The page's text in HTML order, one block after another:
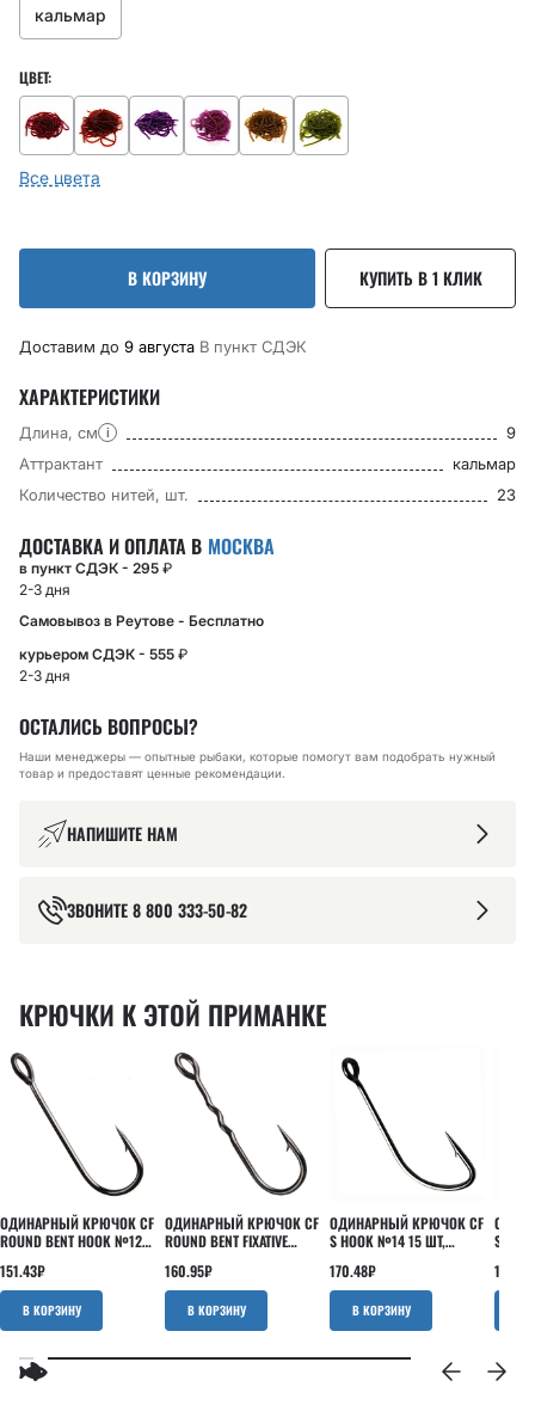
кальмар
ЦВЕТ:
Все цвета
В КОРЗИНУ КУПИТЬ В 1 КЛИК
Доставим до 9 августа В пункт CДЭК
ХАРАКТЕРИСТИКИ
Длина, см i
9
Аттрактант
кальмар
Количество нитей, шт.
23
ДОСТАВКА И ОПЛАТА В МОСКВА
в пункт СДЭК - 295 ₽
2-3 дня
Самовывоз в Реутове - Бесплатно
курьером СДЭК - 555 ₽
2-3 дня
ОСТАЛИСЬ ВОПРОСЫ?
Наши менеджеры — опытные рыбаки, которые помогут вам подобрать нужный
товар и предоставят ценные рекомендации.
НАПИШИТЕ НАМ
ЗВОНИТЕ8 800 333-50-82
КРЮЧКИ К ЭТОЙ ПРИМАНКЕ
ОДИНАРНЫЙ КРЮЧОК CF
ROUND BENT HOOK №12
151.43₽
В КОРЗИНУ
ОДИНАРНЫЙ КРЮЧОК CF
ROUND BENT FIXATIVE
160.95₽
В КОРЗИНУ
ОДИНАРНЫЙ КРЮЧОК CF
S HOOK №14 15 ШТ,
170.48₽
В КОРЗИНУ
S
170.48